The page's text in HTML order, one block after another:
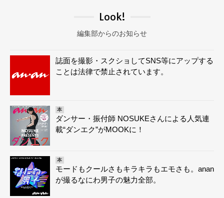
Look!
編集部からのお知らせ
誌面を撮影・スクショしてSNS等にアップする
ことは法律で禁止されています。
本
ダンサー・振付師 NOSUKEさんによる人気連
載“ダンエク”がMOOKに！
本
モードもクールさもキラキラもエモさも。anan
が撮るなにわ男子の魅力全部。